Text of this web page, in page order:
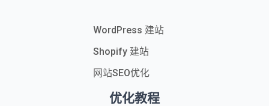
WordPress 建站
Shopify 建站
网站SEO优化
优化教程